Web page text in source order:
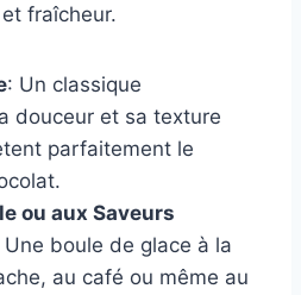
fraîcheur.
: Un classique
douceur et sa texture
parfaitement le
ou aux Saveurs
Une boule de glace à la
au café ou même au